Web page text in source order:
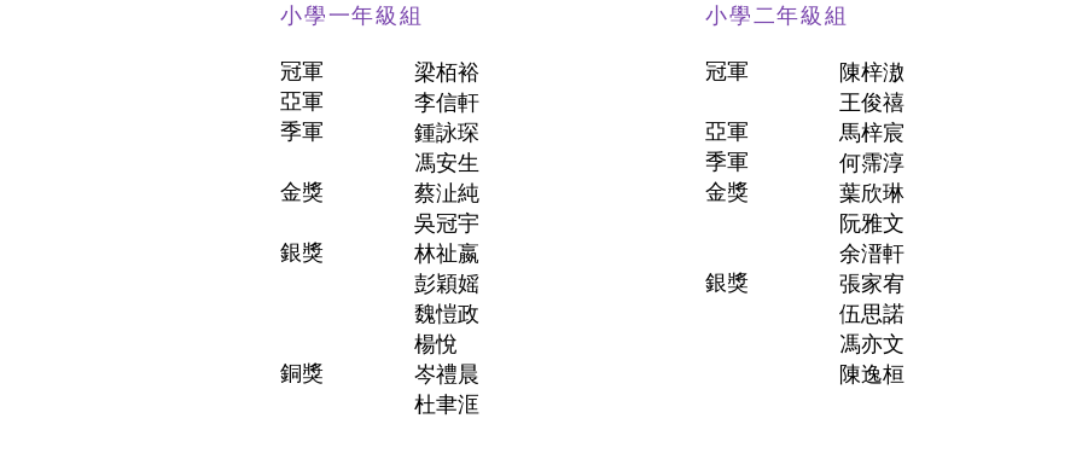
小學一年級組
冠軍
亞軍
季軍
金獎
銀獎
銅獎
梁栢裕
李信軒
鍾詠琛
馮安生
蔡沚純
吳冠宇
林祉嬴
彭穎媱
魏愷政
楊悅
岑禮晨
杜聿洭
小學二年級組
冠軍
亞軍
季軍
金獎
銀獎
陳梓滶
王俊禧
馬梓宸
何霈淳
葉欣琳
阮雅文
余溍軒
張家宥
伍思諾
馮亦文
陳逸桓